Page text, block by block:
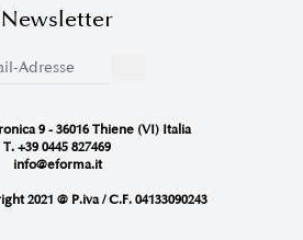
Newsletter
9 - 36016 Thiene (VI) Italia
T. +39 0445 827469
info@eforma.it
2021 @ P.iva / C.F. 04133090243